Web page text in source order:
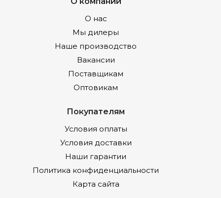
О нас
Мы дилеры
Наше производство
Вакансии
Поставщикам
Оптовикам
Покупателям
Условия оплаты
Условия доставки
Наши гарантии
Политика конфиденциальности
Карта сайта